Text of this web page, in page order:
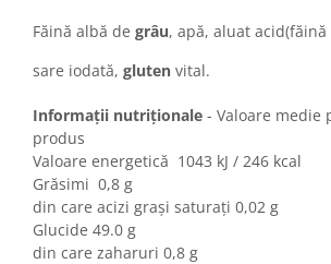
Paine ambalata
Chifle
Snack-uri sărate
Covrigi cu ulei de masline
Covrigi de Buzau
Grisine
Crochete
Făină albă de grâu, apă, aluat
sare iodată, gluten vital.
Informații nutriționale - Valoare medie
produs
Valoare energetică 1043 kJ / 246 kcal
Grăsimi 0,8 g
din care acizi grași saturați 0,02 g
Glucide 49.0 g
din care zaharuri 0,8 g